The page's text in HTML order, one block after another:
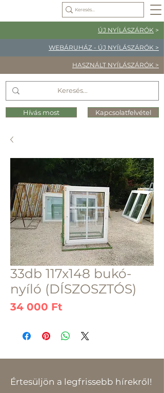
ÚJ NYÍLÁSZÁRÓK >
WEBÁRUHÁZ - ÚJ NYÍLÁSZÁRÓK >
HASZNÁLT NYÍLÁSZÁRÓK >
Hívás most Kapcsolatfelvétel
33db 117x148 bukó-
nyíló (DÍSZOSZTÓS)
34 000 Ft
Értesüljön a legfrissebb hírekről!